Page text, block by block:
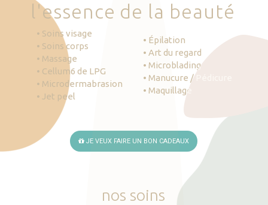
'essence de la beauté
• Soins visage
• Soins corps
• Massage
• Cellum6 de LPG
• Microdermabrasion
• Jet peel
• Épilation
• Art du regard
• Microblading
• Manucure / Pédicure
• Maquillage
JE VEUX FAIRE UN BON CADEAUX
nos soins